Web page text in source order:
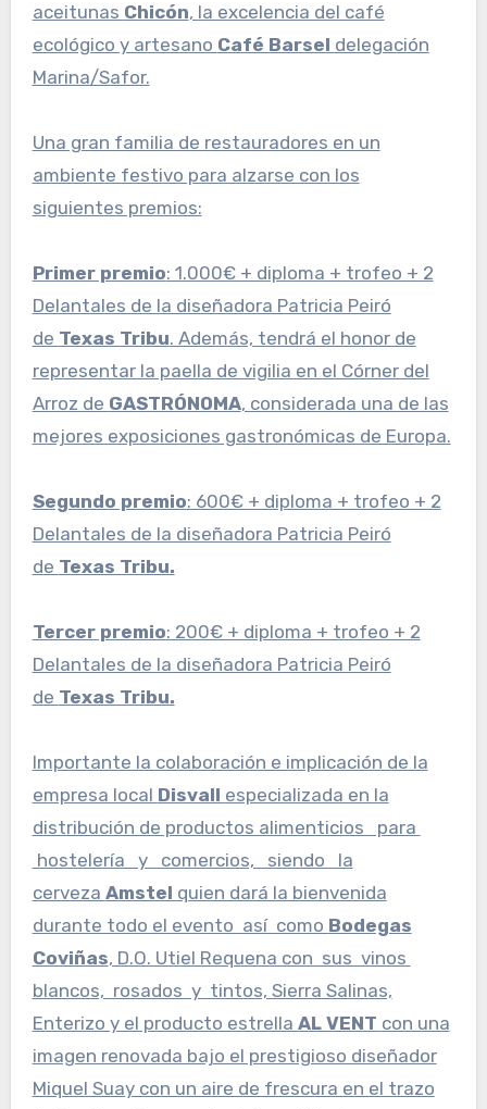
aceitunas Chicón, la excelencia del café
ecológico y artesano Café Barsel delegación
Marina/Safor.
Una gran familia de restauradores en un
ambiente festivo para alzarse con los
siguientes premios:
Primer premio: 1.000€ + diploma + trofeo + 2
Delantales de la diseñadora Patricia Peiró
de Texas Tribu. Además, tendrá el honor de
representar la paella de vigilia en el Córner del
Arroz de GASTRÓNOMA, considerada una de las
mejores exposiciones gastronómicas de Europa.
Segundo premio: 600€ + diploma + trofeo + 2
Delantales de la diseñadora Patricia Peiró
de Texas Tribu.
Tercer premio: 200€ + diploma + trofeo + 2
Delantales de la diseñadora Patricia Peiró
de Texas Tribu.
Importante la colaboración e implicación de la
empresa local Disvall especializada en la
distribución de productos alimenticios para
hostelería y comercios, siendo la
cerveza Amstel quien dará la bienvenida
durante todo el evento así como Bodegas
Coviñas, D.O. Utiel Requena con sus vinos
blancos, rosados y tintos, Sierra Salinas,
Enterizo y el producto estrella AL VENT con una
imagen renovada bajo el prestigioso diseñador
Miquel Suay con un aire de frescura en el trazo